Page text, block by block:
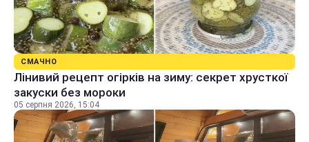
СМАЧНО
Лінивий рецепт огірків на зиму: секрет хрусткої
закуски без мороки
05 серпня 2026, 15:04